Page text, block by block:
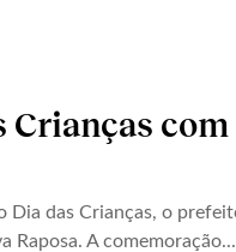
Dia das Crianças, o
Raposa. A comemoração...